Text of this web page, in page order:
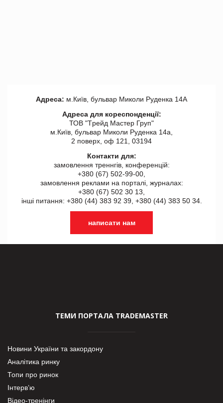
Адреса: м.Київ, бульвар Миколи Руденка 14А
Адреса для кореспонденції:
ТОВ "Tрейд Мастер Груп"
м.Київ, бульвар Миколи Руденка 14а,
2 поверх, оф 121, 03194
Контакти для:
замовлення треннгів, конференцій:
+380 (67) 502-99-00,
замовлення реклами на порталі, журналах:
+380 (67) 502 30 13,
інші питання: +380 (44) 383 92 39, +380 (44) 383 50 34.
написати нам
ТЕМИ ПОРТАЛА TRADEMASTER
Новини України та закордону
Аналітика ринку
Топи про ринок
Інтерв’ю
Відео-тренінги